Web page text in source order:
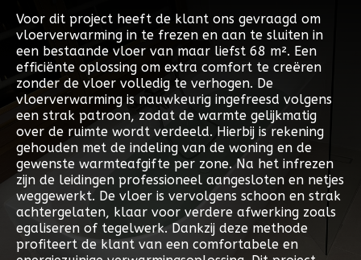
Voor dit project heeft de klant ons gevraagd om
vloerverwarming in te frezen en aan te sluiten in
een bestaande vloer van maar liefst 68 m². Een
efficiënte oplossing om extra comfort te creëren
zonder de vloer volledig te verhogen. De
vloerverwarming is nauwkeurig ingefreesd volgens
een strak patroon, zodat de warmte gelijkmatig
over de ruimte wordt verdeeld. Hierbij is rekening
gehouden met de indeling van de woning en de
gewenste warmteafgifte per zone. Na het infrezen
zijn de leidingen professioneel aangesloten en netjes
weggewerkt. De vloer is vervolgens schoon en strak
achtergelaten, klaar voor verdere afwerking zoals
egaliseren of tegelwerk. Dankzij deze methode
profiteert de klant van een comfortabele en